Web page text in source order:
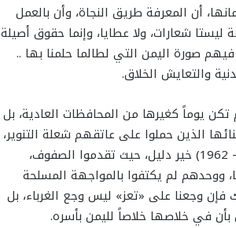
أن المعرفة طريق النجاة، وأن بالعمل
ليستا شعارات، ولا عطايا، وإنما حقوق أصيلة
صورة اليمن التي لطالما حلمنا بها ..
والتعايش الخلاق.
تكن يوماً كغيرها من المحافظات العادية، بل
الذين حملوا على عاتقهم شعلة التنوير،
ومواجهة الإستبداد، ولنا في حضورهم البارز خلال ثورتي (1948 – 1962) خير دليل، حيث تقدموا الصفوف،
ووحدهم لم يكتفوا بالمواجهة المسلحة
فإن وجعنا على «تعز» ليس وجع الغرباء، بل
في خلاصها خلاصاً لليمن بأسره.